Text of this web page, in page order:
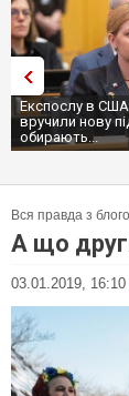
Експослу в США
вручили нову
обирають...
Вся правда з
А що
03.01.2019, 16:10